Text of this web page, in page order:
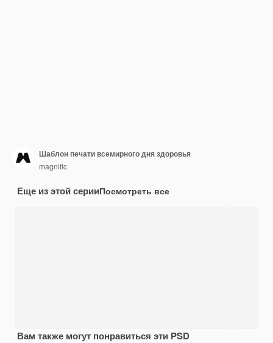
Шаблон печати всемирного дня здоровья
magnific
Еще из этой серииПосмотреть все
Вам также могут понравиться эти PSD